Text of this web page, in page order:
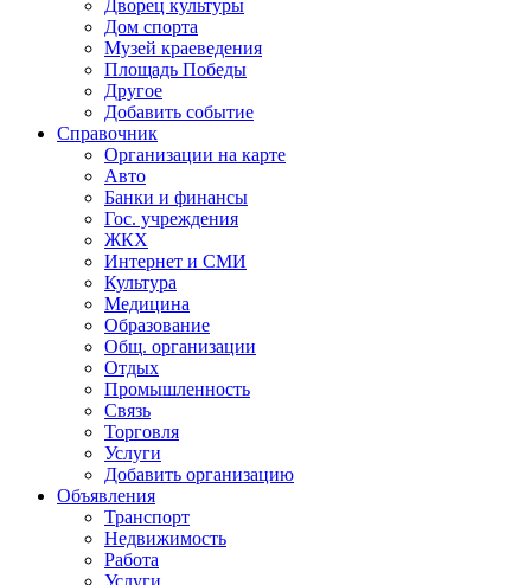
Дворец культуры
Дом спорта
Музей краеведения
Площадь Победы
Другое
Добавить событие
Справочник
Организации на карте
Авто
Банки и финансы
Гос. учреждения
ЖКХ
Интернет и СМИ
Культура
Медицина
Образование
Общ. организации
Отдых
Промышленность
Связь
Торговля
Услуги
Добавить организацию
Объявления
Транспорт
Недвижимость
Работа